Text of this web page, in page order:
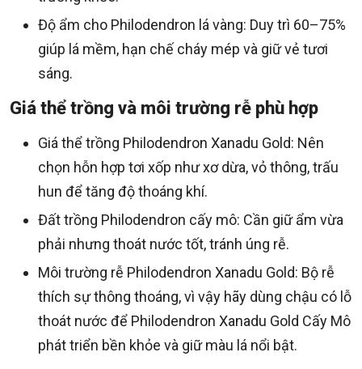
Độ ẩm cho Philodendron lá vàng: Duy trì 60–75%
giúp lá mềm, hạn chế cháy mép và giữ vẻ tươi
sáng.
Giá thể trồng và môi trường rễ phù hợp
Giá thể trồng Philodendron Xanadu Gold: Nên
chọn hỗn hợp tơi xốp như xơ dừa, vỏ thông, trấu
hun để tăng độ thoáng khí.
Đất trồng Philodendron cấy mô: Cần giữ ẩm vừa
phải nhưng thoát nước tốt, tránh úng rễ.
Môi trường rễ Philodendron Xanadu Gold: Bộ rễ
thích sự thông thoáng, vì vậy hãy dùng chậu có lỗ
thoát nước để Philodendron Xanadu Gold Cấy Mô
phát triển bền khỏe và giữ màu lá nổi bật.